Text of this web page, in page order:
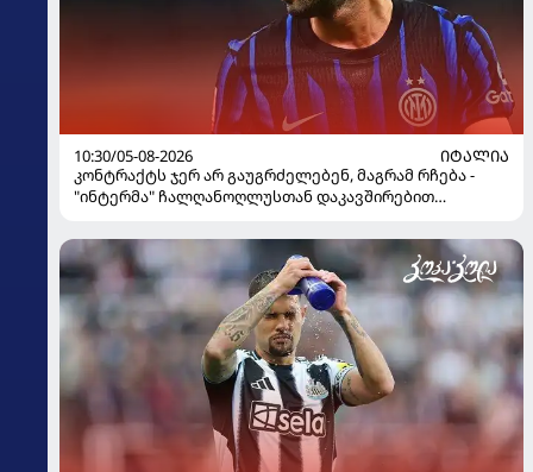
10:30/05-08-2026
ᲘᲢᲐᲚᲘᲐ
კონტრაქტს ჯერ არ გაუგრძელებენ, მაგრამ რჩება -
"ინტერმა" ჩალღანოღლუსთან დაკავშირებით